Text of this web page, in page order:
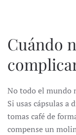
Cuándo
No todo el mundo
Si usas cápsulas a
tomas café de
compense un